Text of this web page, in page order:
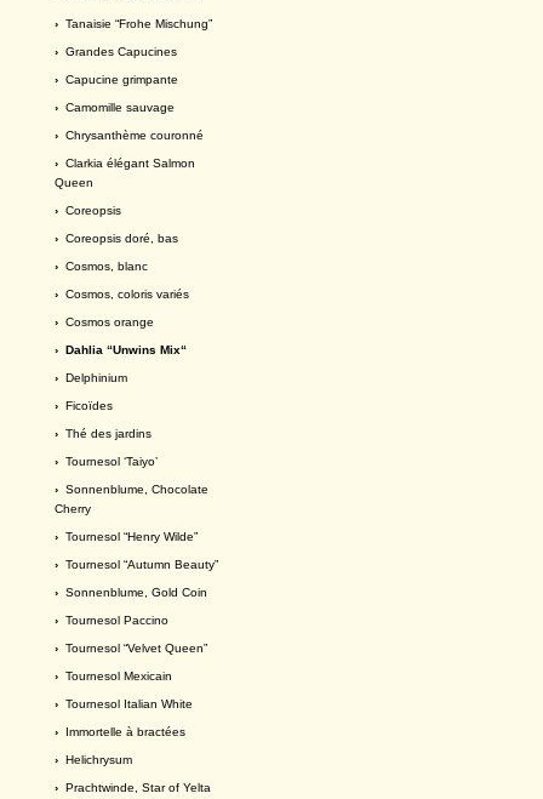
› Tanaisie “Frohe Mischung”
› Grandes Capucines
› Capucine grimpante
› Camomille sauvage
› Chrysanthème couronné
› Clarkia élégant Salmon
Queen
› Coreopsis
› Coreopsis doré, bas
› Cosmos, blanc
› Cosmos, coloris variés
› Cosmos orange
› Dahlia “Unwins Mix“
› Delphinium
› Ficoïdes
› Thé des jardins
› Tournesol ‘Taiyo’
› Sonnenblume, Chocolate
Cherry
› Tournesol “Henry Wilde”
› Tournesol “Autumn Beauty”
› Sonnenblume, Gold Coin
› Tournesol Paccino
› Tournesol “Velvet Queen”
› Tournesol Mexicain
› Tournesol Italian White
› Immortelle à bractées
› Helichrysum
› Prachtwinde, Star of Yelta